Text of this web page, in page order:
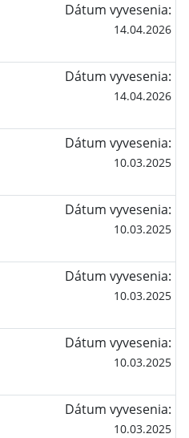
Dátum vyvesenia:
14.04.2026
Dátum vyvesenia:
14.04.2026
Dátum vyvesenia:
10.03.2025
Dátum vyvesenia:
10.03.2025
Dátum vyvesenia:
10.03.2025
Dátum vyvesenia:
10.03.2025
Dátum vyvesenia:
10.03.2025